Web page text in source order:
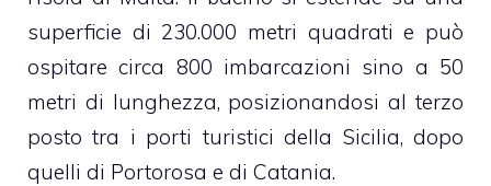
superficie di 230.000 metri quadrati e può
ospitare circa 800 imbarcazioni sino a 50
metri di lunghezza, posizionandosi al terzo
posto tra i porti turistici della Sicilia, dopo
quelli di Portorosa e di Catania.